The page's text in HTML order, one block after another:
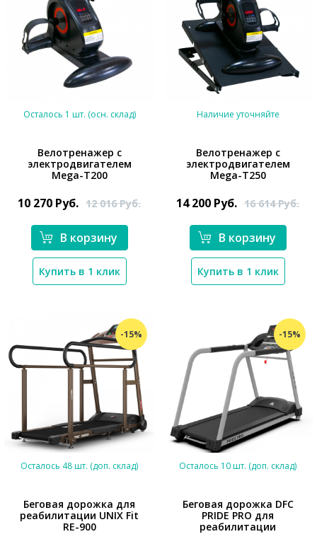
*}
Осталось 1 шт. (осн. склад)
Велотренажер с
электродвигателем
Mega-T200
10 270 Руб. 12 016Руб.
В корзину
Купить в 1 клик
*}
Наличие уточняйте
Велотренажер с
электродвигателем
Mega-T250
14 200 Руб. 16 614Руб.
В корзину
Купить в 1 клик
-15%
*}
Осталось 48 шт. (доп. склад)
Беговая дорожка для
реабилитации UNIX Fit
RE-900
-15%
*}
Осталось 10 шт. (доп. склад)
Беговая дорожка DFC
PRIDE PRO для
реабилитации